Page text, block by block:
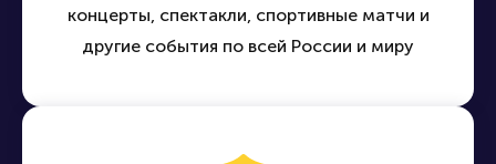
концерты, спектакли, спортивные матчи и
другие события по всей России и миру